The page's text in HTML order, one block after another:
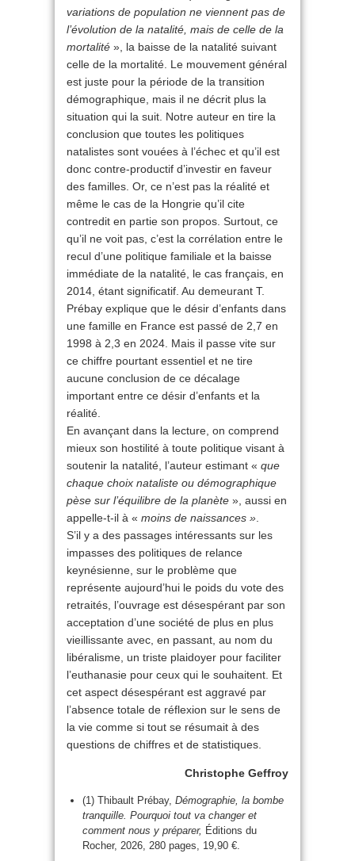
variations de population ne viennent pas de
l’évolution de la natalité, mais de celle de la
mortalité », la baisse de la natalité suivant
celle de la mortalité. Le mouvement général
est juste pour la période de la transition
démographique, mais il ne décrit plus la
situation qui la suit. Notre auteur en tire la
conclusion que toutes les politiques
natalistes sont vouées à l’échec et qu’il est
donc contre-productif d’investir en faveur
des familles. Or, ce n’est pas la réalité et
même le cas de la Hongrie qu’il cite
contredit en partie son propos. Surtout, ce
qu’il ne voit pas, c’est la corrélation entre le
recul d’une politique familiale et la baisse
immédiate de la natalité, le cas français, en
2014, étant significatif. Au demeurant T.
Prébay explique que le désir d’enfants dans
une famille en France est passé de 2,7 en
1998 à 2,3 en 2024. Mais il passe vite sur
ce chiffre pourtant essentiel et ne tire
aucune conclusion de ce décalage
important entre ce désir d’enfants et la
réalité.
En avançant dans la lecture, on comprend
mieux son hostilité à toute politique visant à
soutenir la natalité, l’auteur estimant « que
chaque choix nataliste ou démographique
pèse sur l’équilibre de la planète », aussi en
appelle-t-il à « moins de naissances »
S’il y a des passages intéressants sur les
impasses des politiques de relance
keynésienne, sur le problème que
représente aujourd’hui le poids du vote des
retraités, l’ouvrage est désespérant par son
acceptation d’une société de plus en plus
vieillissante avec, en passant, au nom du
libéralisme, un triste plaidoyer pour faciliter
l’euthanasie pour ceux qui le souhaitent. Et
cet aspect désespérant est aggravé par
l’absence totale de réflexion sur le sens de
la vie comme si tout se résumait à des
questions de chiffres et de statistiques.
Christophe Geffroy
(1) Thibault Prébay, Démographie, la bombe
tranquille. Pourquoi tout va changer et
comment nous y préparer, Éditions du
Rocher, 2026, 280 pages, 19,90 €.